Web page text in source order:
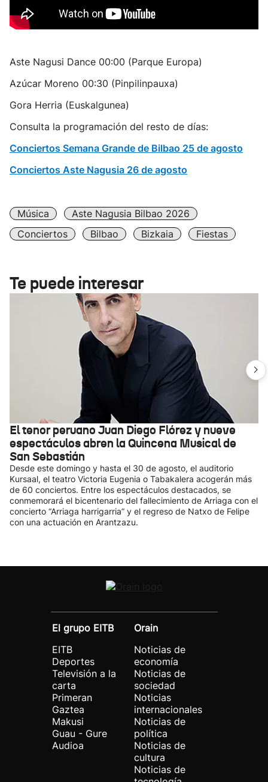
Aste Nagusi Dance 00:00 (Parque Europa)
Azúcar Moreno 00:30 (Pinpilinpauxa)
Gora Herria (Euskalgunea)
Consulta la programación del resto de días:
Conciertos Semana Grande de Bilbao 25 de agosto
Conciertos Aste Nagusia 26 de agosto
Música
Aste Nagusia Bilbao 2026
Conciertos
Bilbao Bizkaia Fiestas
Te puede interesar
El tenor peruano Juan Diego Flórez y nueve
espectáculos abren la Quincena Musical de
San Sebastián
Desde este domingo y hasta el 30 de agosto, el auditorio
Kursaal, el teatro Victoria Eugenia o Tabakalera acogerán más
de 60 conciertos. Entre los espectáculos destacados, se
conmemorará el bicentenario del fallecimiento de Arriaga con el
concierto “Arriaga harrigarria” y el regreso de Natxo de Felipe
con una actuación en Arantzazu.
El grupo EITB
EITB
Deportes
Televisión a la
carta
Primeran
Gaztea
Makusi
Guau - Gure
Audioa
Orain
Noticias de
economía
Noticias de
sociedad
Noticias
internacionales
Noticias de
política
Noticias de
cultura
Noticias de